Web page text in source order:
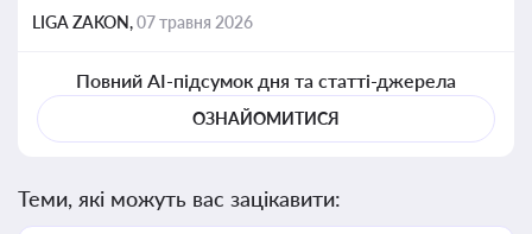
LIGA ZAKON,07 травня 2026
Повний AI-підсумок дня та статті-джерела
ОЗНАЙОМИТИСЯ
Теми, які можуть вас зацікавити: